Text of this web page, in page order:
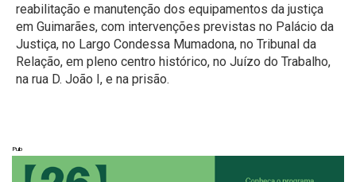
reabilitação e manutenção dos equipamentos da justiça
em Guimarães, com intervenções previstas no Palácio da
Justiça, no Largo Condessa Mumadona, no Tribunal da
Relação, em pleno centro histórico, no Juízo do Trabalho,
na rua D. João I, e na prisão.
Pub